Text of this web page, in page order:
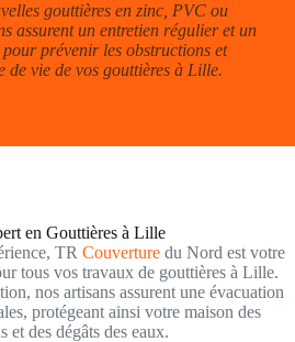
gouttières en zinc, PVC ou
assurent un entretien régulier et un
prévenir les obstructions et
de vie de vos gouttières à Lille.
en Gouttières à Lille
TR Couverture du Nord est votre
tous vos travaux de gouttières à Lille.
nos artisans assurent une évacuation
protégeant ainsi votre maison des
et des dégâts des eaux.